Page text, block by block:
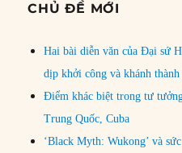
CHỦ ĐỀ MỚI
Hai bài diễn văn của Đại sứ
dịp khởi công và khánh
Điểm khác biệt trong tư
Trung Quốc, Cuba
‘Black Myth: Wukong’ và